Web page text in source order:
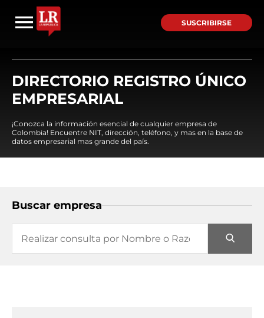
SUSCRIBIRSE
DIRECTORIO REGISTRO ÚNICO
EMPRESARIAL
¡Conozca la información esencial de cualquier empresa de
Colombia! Encuentre NIT, dirección, teléfono, y mas en la base de
datos empresarial mas grande del país.
Buscar empresa